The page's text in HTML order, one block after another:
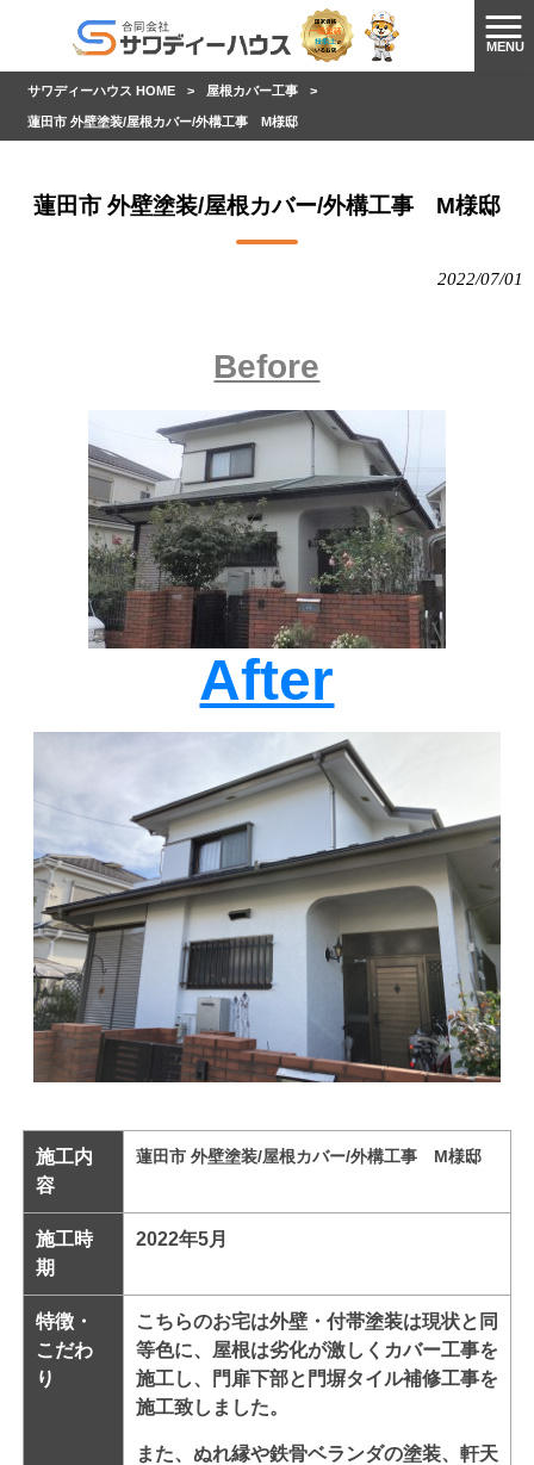
MENU
サワディーハウス HOME > 屋根カバー工事 >
蓮田市 外壁塗装/屋根カバー/外構工事 M様邸
蓮田市 外壁塗装/屋根カバー/外構工事 M様邸
2022/07/01
Before
After
施工内
容
蓮田市 外壁塗装/屋根カバー/外構工事 M様邸
施工時
期
2022年5月
特徴・
こだわ
り
こちらのお宅は外壁・付帯塗装は現状と同
等色に、屋根は劣化が激しくカバー工事を
施工し、門扉下部と門塀タイル補修工事を
施工致しました。
また、ぬれ縁や鉄骨ベランダの塗装、軒天